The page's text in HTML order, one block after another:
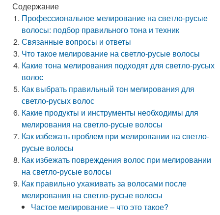
Содержание
Профессиональное мелирование на светло-русые
волосы: подбор правильного тона и техник
Связанные вопросы и ответы
Что такое мелирование на светло-русые волосы
Какие тона мелирования подходят для светло-русых
волос
Как выбрать правильный тон мелирования для
светло-русых волос
Какие продукты и инструменты необходимы для
мелирования на светло-русые волосы
Как избежать проблем при мелировании на светло-
русые волосы
Как избежать повреждения волос при мелировании
на светло-русые волосы
Как правильно ухаживать за волосами после
мелирования на светло-русые волосы
Частое мелирование – что это такое?